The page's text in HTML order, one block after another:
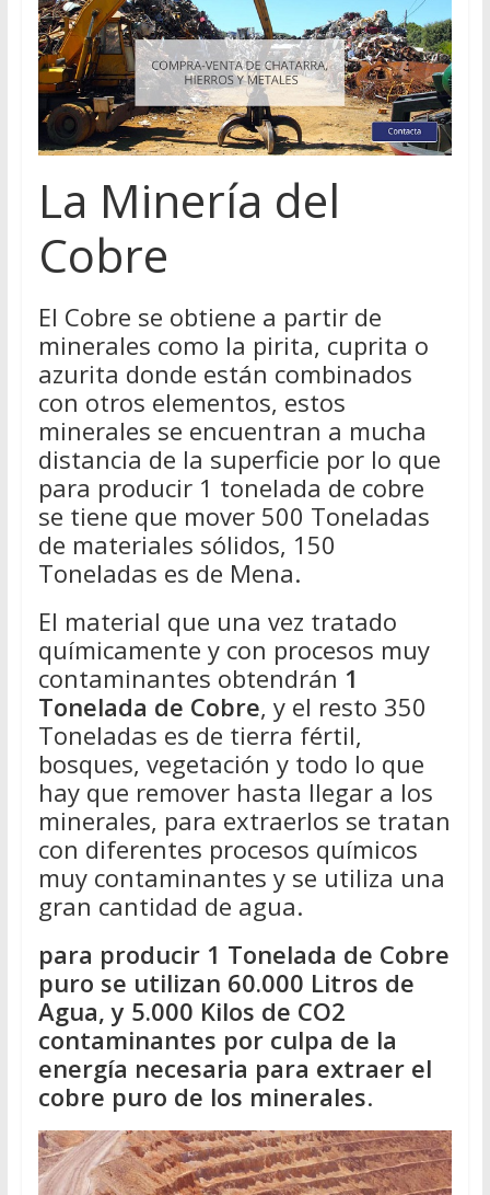
La Minería del
Cobre
El Cobre se obtiene a partir de
minerales como la pirita, cuprita o
azurita donde están combinados
con otros elementos, estos
minerales se encuentran a mucha
distancia de la superficie por lo que
para producir 1 tonelada de cobre
se tiene que mover 500 Toneladas
de materiales sólidos, 150
Toneladas es de Mena.
El material que una vez tratado
químicamente y con procesos muy
contaminantes obtendrán 1
Tonelada de Cobre, y el resto 350
Toneladas es de tierra fértil,
bosques, vegetación y todo lo que
hay que remover hasta llegar a los
minerales, para extraerlos se tratan
con diferentes procesos químicos
muy contaminantes y se utiliza una
gran cantidad de agua.
para producir 1 Tonelada de Cobre
puro se utilizan 60.000 Litros de
Agua, y 5.000 Kilos de CO2
contaminantes por culpa de la
energía necesaria para extraer el
cobre puro de los minerales.